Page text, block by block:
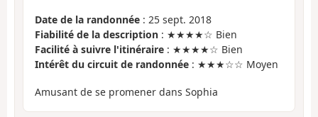
Date de la randonnée : 25 sept. 2018
Fiabilité de la description : ★★★★☆ Bien
Facilité à suivre l'itinéraire : ★★★★☆ Bien
Intérêt du circuit de randonnée : ★★★☆☆ Moyen
Amusant de se promener dans Sophia